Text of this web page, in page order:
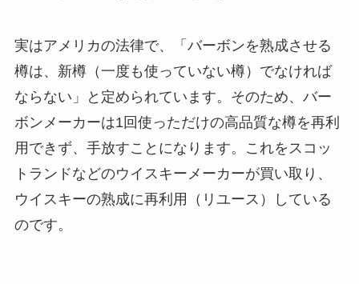
実はアメリカの法律で、「バーボンを熟成させる
樽は、新樽（一度も使っていない樽）でなければ
ならない」と定められています。そのため、バー
ボンメーカーは1回使っただけの高品質な樽を再利
用できず、手放すことになります。これをスコッ
トランドなどのウイスキーメーカーが買い取り、
ウイスキーの熟成に再利用（リユース）している
のです。